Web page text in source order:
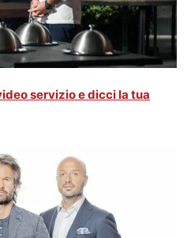
servizio e dicci la tua